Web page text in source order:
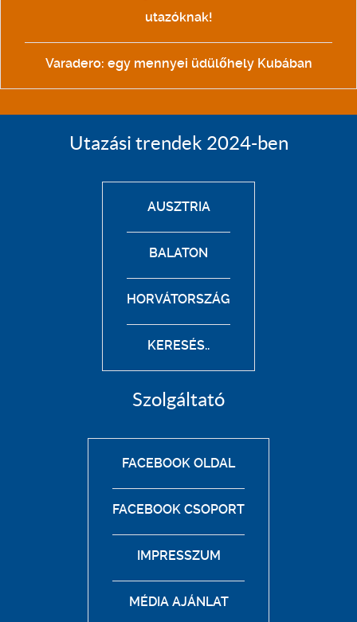
utazóknak!
Varadero: egy mennyei üdülőhely Kubában
Utazási trendek 2024-ben
AUSZTRIA
BALATON
HORVÁTORSZÁG
KERESÉS..
Szolgáltató
FACEBOOK OLDAL
FACEBOOK CSOPORT
IMPRESSZUM
MÉDIA AJÁNLAT